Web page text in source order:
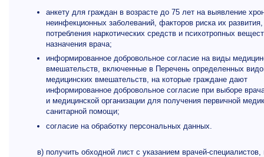
анкету для граждан в возрасте до 75 лет на выявление
неинфекционных заболеваний, факторов риска их развития,
потребления наркотических средств и психотропных
назначения врача;
информированное добровольное согласие на виды
вмешательств, включенные в Перечень определенных
медицинских вмешательств, на которые граждане дают
информированное добровольное согласие при выборе
и медицинской организации для получения первичной
санитарной помощи;
согласие на обработку персональных данных.
в) получить обходной лист с указанием врачей-специалистов,